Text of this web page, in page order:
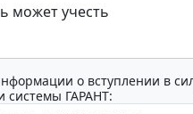
может учесть
о вступлении в
системы ГАРАНТ: